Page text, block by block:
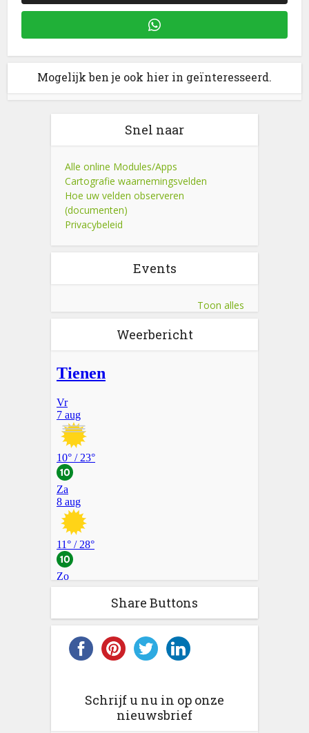
Mogelijk ben je ook hier in geïnteresseerd.
Snel naar
Alle online Modules/Apps
Cartografie waarnemingsvelden
Hoe uw velden observeren
(documenten)
Privacybeleid
Events
Toon alles
Weerbericht
Share Buttons
Schrijf u nu in op onze
nieuwsbrief